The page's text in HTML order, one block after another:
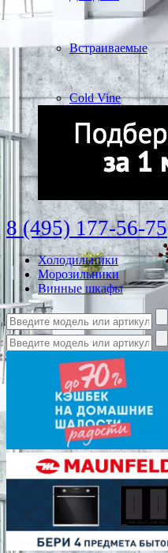
Встраиваемые
Cold Vine
8 (495) 177-56-75
Холодильники
Морозильники
Винные шкафы